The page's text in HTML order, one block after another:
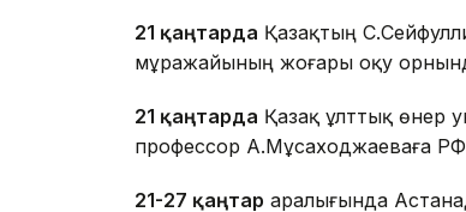
21 қаңтарда Қазақтың
мұражайының жоғары оқу
21 қаңтарда Қазақ ұлттық өнер
профессор А.Мұсаходжаеваға РФ
21-27 қаңтар аралығында